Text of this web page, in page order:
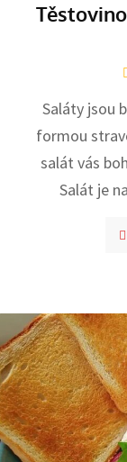
Saláty jsou
formou
salát vás
Salát je